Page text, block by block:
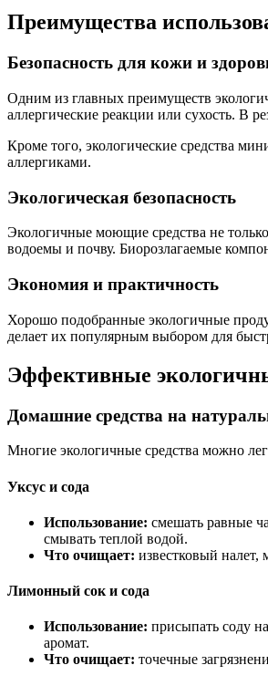
Преимущества
Безопасность для кожи и
Одним из главных преимуществ
аллергические реакции или сухость. В
Кроме того, экологические средства
аллергиками.
Экологическая безопасность
Экологичные моющие средства не
водоемы и почву. Биорозлагаемые
Экономия и практичность
Хорошо подобранные экологичные
делает их популярным выбором для
Эффективные
Домашние средства на
Многие экологичные средства можно
Уксус и сода
Использование: смешать равные
смывать теплой водой.
Что очищает: известковый налет,
Лимонный сок и сода
Использование: присыпать соду
аромат.
Что очищает: точечные